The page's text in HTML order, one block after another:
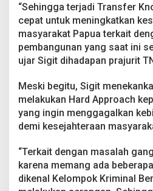
a
p
u
“Sehingga terjadi Transfer
cepat untuk meningkatkan
masyarakat Papua terkait
pembangunan yang saat ini
ujar Sigit dihadapan prajurit
Meski begitu, Sigit
melakukan Hard Approach
yang ingin menggagalkan
demi kesejahteraan
“Terkait dengan masalah
karena memang ada
dikenal Kelompok Kriminal